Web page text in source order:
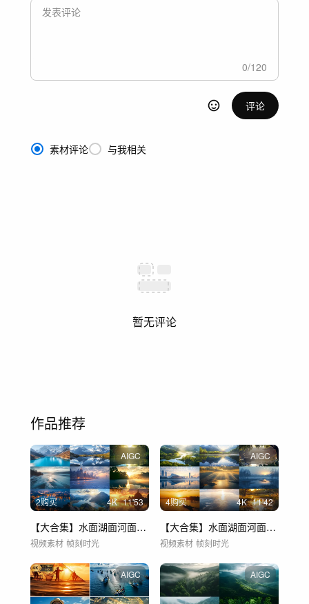
0/120
评论
素材评论 与我相关
暂无评论
作品推荐
AIGC
2购买 4K 11'53
【大合集】水面湖面河面光影唯美风景风光4
视频素材 帧刻时光
AIGC
4购买 4K 11'42
【大合集】水面湖面河面光影唯美风景风光2
视频素材 帧刻时光
AIGC AIGC